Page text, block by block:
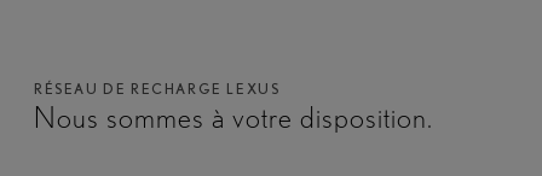
RÉSEAU DE RECHARGE LEXUS
Nous sommes à votre disposition.